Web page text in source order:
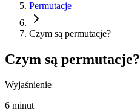
Permutacje
Czym są permutacje?
Czym są permutacje?
Wyjaśnienie
6 minut